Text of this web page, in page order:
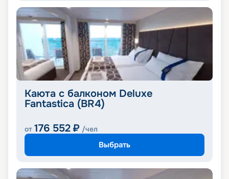
Каюта с балконом Deluxe
Fantastica (BR4)
от 176 552 ₽ /чел
Выбрать